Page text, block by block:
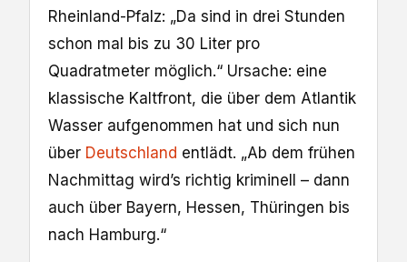
Rheinland-Pfalz: „Da sind in drei Stunden
schon mal bis zu 30 Liter pro
Quadratmeter möglich.“ Ursache: eine
klassische Kaltfront, die über dem Atlantik
Wasser aufgenommen hat und sich nun
über Deutschland entlädt. „Ab dem frühen
Nachmittag wird’s richtig kriminell – dann
auch über Bayern, Hessen, Thüringen bis
nach Hamburg.“